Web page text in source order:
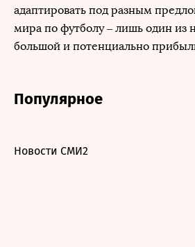
адаптировать под разным
мира по футболу – лишь один из
большой и потенциально
Популярное
Новости СМИ2